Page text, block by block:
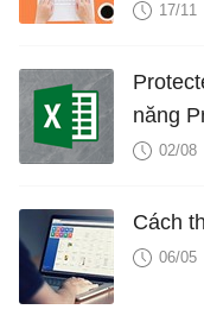
17/11
năng
2016/
02/08
Cách
06/05